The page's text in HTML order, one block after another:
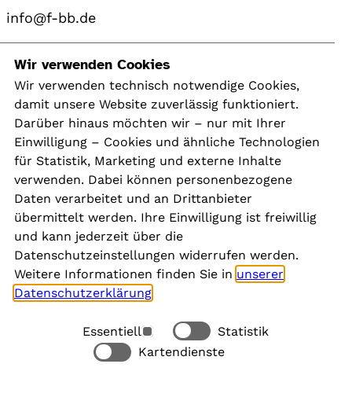
info@f-bb.de
Navigation
Kontakt
Presse
Aktuelles
Karriere
Newsletter
Social Media
Rechtliches
Wir verwenden Cookies
Wir verwenden technisch notwendige Cookies,
damit unsere Website zuverlässig funktioniert.
Darüber hinaus möchten wir – nur mit Ihrer
Einwilligung – Cookies und ähnliche Technologien
für Statistik, Marketing und externe Inhalte
verwenden. Dabei können personenbezogene
Daten verarbeitet und an Drittanbieter
übermittelt werden. Ihre Einwilligung ist freiwillig
und kann jederzeit über die
Datenschutzeinstellungen widerrufen werden.
Weitere Informationen finden Sie in unserer
Datenschutzerklärung
Essentiell
Statistik
Kartendienste